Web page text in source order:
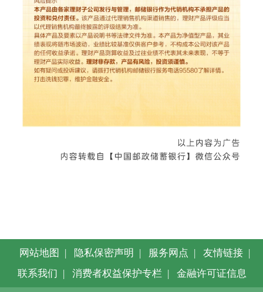
网站地图 隐私保密声明 服务网点 友情链接
联系我们
消费者权益保护专栏 金融许可证信息